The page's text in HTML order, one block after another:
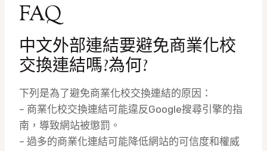
FAQ
中文外部連結要避免商業化校
交換連結嗎?為何?
下列是為了避免商業化校交換連結的原因：
– 商業化校交換連結可能違反Google搜尋引擎的指
南，導致網站被懲罰。
– 過多的商業化連結可能降低網站的可信度和權威